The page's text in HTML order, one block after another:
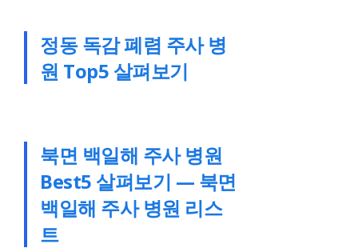
정동 독감 폐렴 주사 병
원 Top5 살펴보기
북면 백일해 주사 병원
Best5 살펴보기 — 북면
백일해 주사 병원 리스
트